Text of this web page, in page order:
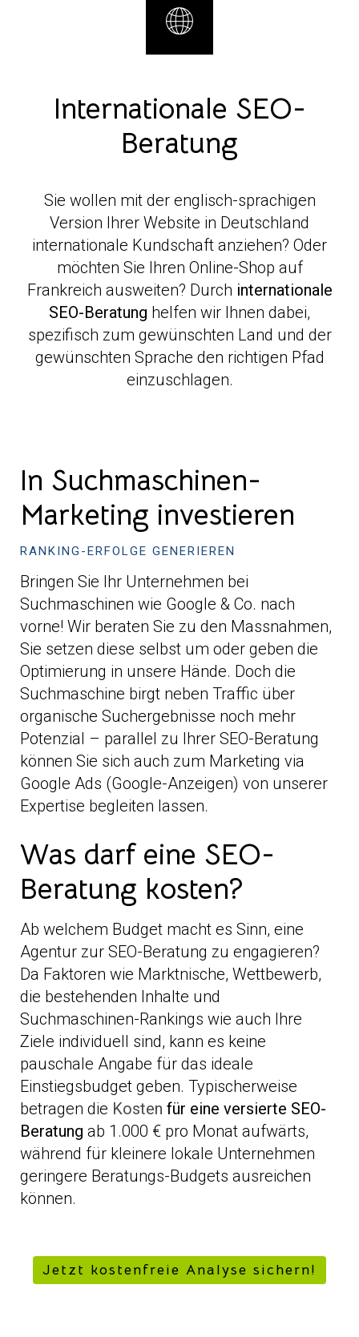
Internationale SEO-
Beratung
Sie wollen mit der englisch-sprachigen
Version Ihrer Website in Deutschland
internationale Kundschaft anziehen? Oder
möchten Sie Ihren Online-Shop auf
Frankreich ausweiten? Durch internationale
SEO-Beratung helfen wir Ihnen dabei,
spezifisch zum gewünschten Land und der
gewünschten Sprache den richtigen Pfad
einzuschlagen.
In Suchmaschinen-
Marketing investieren
RANKING-ERFOLGE GENERIEREN
Bringen Sie Ihr Unternehmen bei
Suchmaschinen wie Google & Co. nach
vorne! Wir beraten Sie zu den Massnahmen,
Sie setzen diese selbst um oder geben die
Optimierung in unsere Hände. Doch die
Suchmaschine birgt neben Traffic über
organische Suchergebnisse noch mehr
Potenzial – parallel zu Ihrer SEO-Beratung
können Sie sich auch zum Marketing via
Google Ads (Google-Anzeigen) von unserer
Expertise begleiten lassen.
Was darf eine SEO-
Beratung kosten?
Ab welchem Budget macht es Sinn, eine
Agentur zur SEO-Beratung zu engagieren?
Da Faktoren wie Marktnische, Wettbewerb,
die bestehenden Inhalte und
Suchmaschinen-Rankings wie auch Ihre
Ziele individuell sind, kann es keine
pauschale Angabe für das ideale
Einstiegsbudget geben. Typischerweise
betragen die Kosten für eine versierte SEO-
Beratung ab 1.000 € pro Monat aufwärts,
während für kleinere lokale Unternehmen
geringere Beratungs-Budgets ausreichen
können.
Jetzt kostenfreie Analyse sichern!